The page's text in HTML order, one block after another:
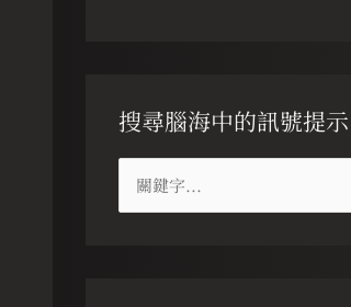
搜尋腦海中的訊號提示